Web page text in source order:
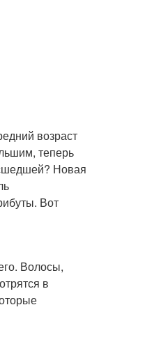
возраст
теперь
Новая
Вот
Волосы,
в